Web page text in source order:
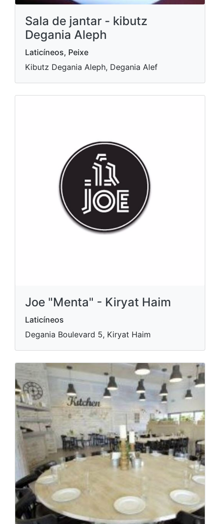
Sala de jantar - kibutz
Degania Aleph
Laticíneos, Peixe
Kibutz Degania Aleph, Degania Alef
Joe "Menta" - Kiryat Haim
Laticíneos
Degania Boulevard 5, Kiryat Haim